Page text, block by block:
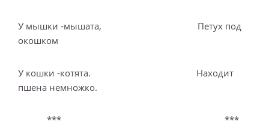
У мышки -мышата, Петух под
окошком
У кошки -котята. Находит
пшена немножко.
*** ***